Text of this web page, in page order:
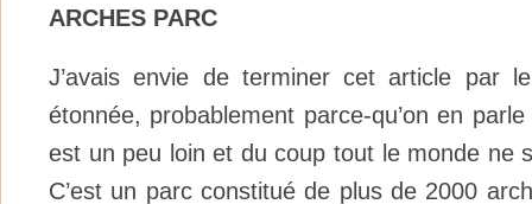
ARCHES PARC
J’avais envie de terminer cet article par
étonnée, probablement parce-qu’on en
est un peu loin et du coup tout le monde ne
C’est un parc constitué de plus de 2000